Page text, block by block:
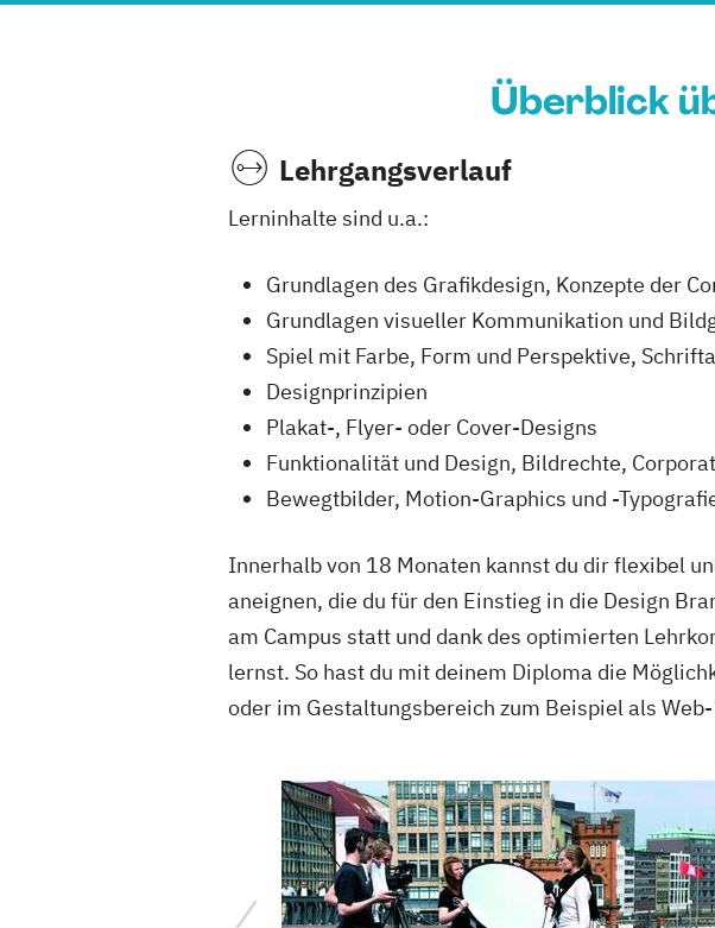
Überblick
Lehrgangsverlauf
Lerninhalte sind u.a.:
Grundlagen des Grafikdesign, Konzepte der
Grundlagen visueller Kommunikation und
Spiel mit Farbe, Form und Perspektive,
Designprinzipien
Plakat-, Flyer- oder Cover-Designs
Funktionalität und Design, Bildrechte,
Bewegtbilder, Motion-Graphics und -
Innerhalb von 18 Monaten kannst du dir flexibel
aneignen, die du für den Einstieg in die Design
am Campus statt und dank des optimierten
lernst. So hast du mit deinem Diploma die
oder im Gestaltungsbereich zum Beispiel als